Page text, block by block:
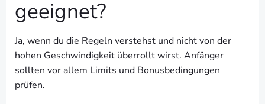
geeignet?
Ja, wenn du die Regeln verstehst und nicht von der
hohen Geschwindigkeit überrollt wirst. Anfänger
sollten vor allem Limits und Bonusbedingungen
prüfen.